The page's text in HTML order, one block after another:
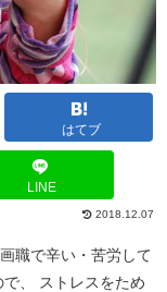
はてブ
LINE
2018.12.07
職で辛い・苦労して
、 ストレスをため